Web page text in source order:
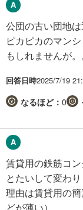
公団の古い団地は
ピカピカのマン
もしれませんが。
回答日時2025/7/19
なるほど： 0
賃貸用の鉄筋コ
とたいして変わり
理由は賃貸用の